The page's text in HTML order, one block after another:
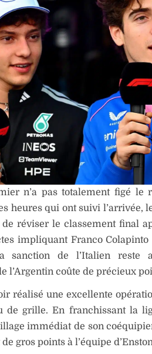
n’a pas totalement figé le
heures qui ont suivi l’arrivée,
réviser le classement final
impliquant Franco
sanction de l’Italien reste
l’Argentin coûte de précieux
réalisé une excellente
de grille. En franchissant la
immédiat de son
gros points à l’équipe